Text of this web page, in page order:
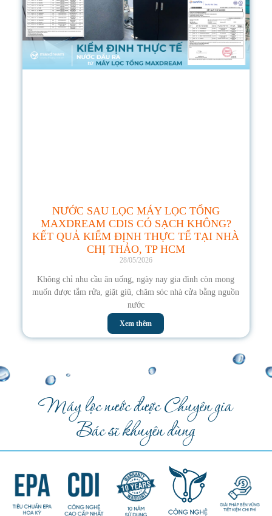
NƯỚC SAU LỌC MÁY LỌC TỔNG
MAXDREAM CDIS CÓ SẠCH KHÔNG?
KẾT QUẢ KIỂM ĐỊNH THỰC TẾ TẠI NHÀ
CHỊ THẢO, TP HCM
28/05/2026
Không chỉ nhu cầu ăn uống, ngày nay gia đình còn mong
muốn được tắm rửa, giặt giũ, chăm sóc nhà cửa bằng nguồn
nước
Xem thêm
Máy lọc nước được Chuyên gia
Bác sĩ khuyên dùng